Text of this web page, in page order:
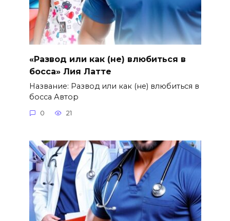
«Развод или как (не) влюбиться в
босса» Лия Латте
Название: Развод или как (не) влюбиться в
босса Автор
0 21